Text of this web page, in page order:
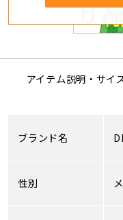
アイテム説明・サイ
ブランド名
性別